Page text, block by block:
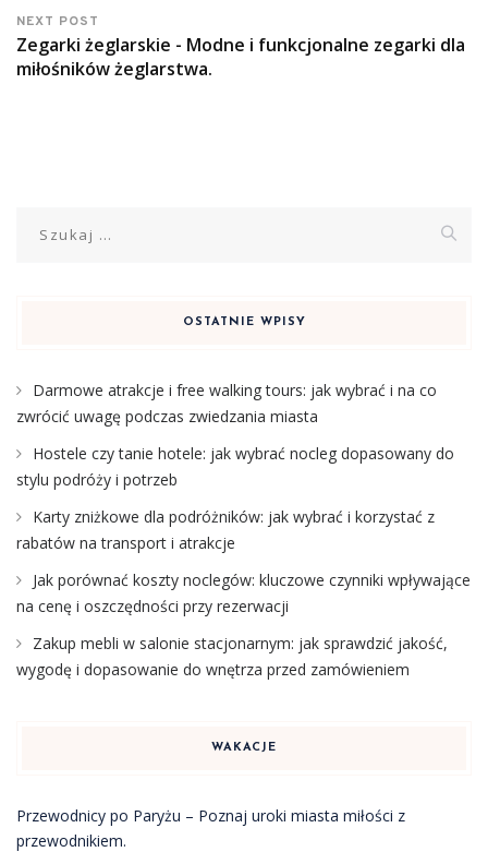
NEXT POST
Zegarki żeglarskie - Modne i funkcjonalne zegarki dla
miłośników żeglarstwa.
OSTATNIE WPISY
Darmowe atrakcje i free walking tours: jak wybrać i na co
zwrócić uwagę podczas zwiedzania miasta
Hostele czy tanie hotele: jak wybrać nocleg dopasowany do
stylu podróży i potrzeb
Karty zniżkowe dla podróżników: jak wybrać i korzystać z
rabatów na transport i atrakcje
Jak porównać koszty noclegów: kluczowe czynniki wpływające
na cenę i oszczędności przy rezerwacji
Zakup mebli w salonie stacjonarnym: jak sprawdzić jakość,
wygodę i dopasowanie do wnętrza przed zamówieniem
WAKACJE
Przewodnicy po Paryżu – Poznaj uroki miasta miłości z
przewodnikiem.